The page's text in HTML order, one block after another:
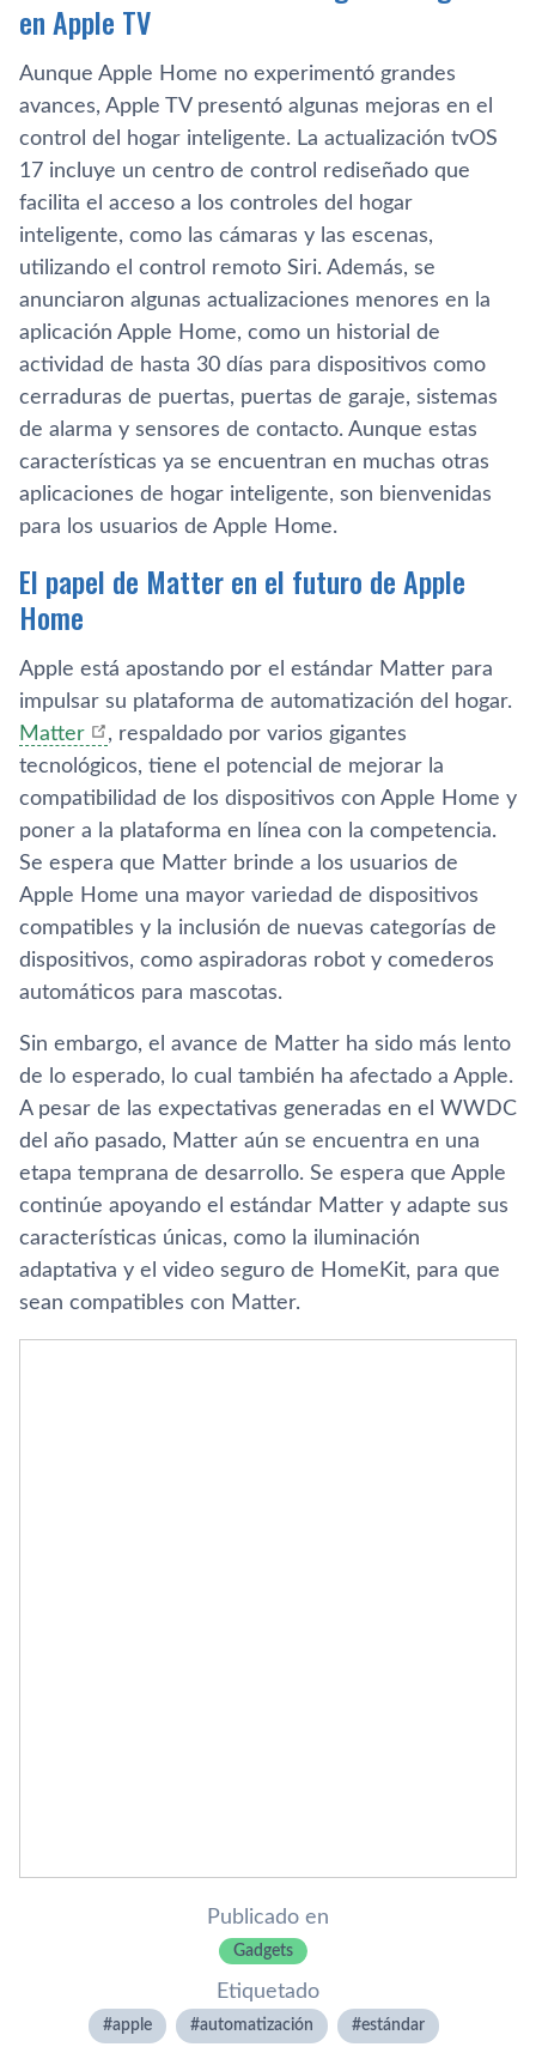
en Apple TV
Aunque Apple Home no experimentó grandes
avances, Apple TV presentó algunas mejoras en el
control del hogar inteligente. La actualización tvOS
17 incluye un centro de control rediseñado que
facilita el acceso a los controles del hogar
inteligente, como las cámaras y las escenas,
utilizando el control remoto Siri. Además, se
anunciaron algunas actualizaciones menores en la
aplicación Apple Home, como un historial de
actividad de hasta 30 días para dispositivos como
cerraduras de puertas, puertas de garaje, sistemas
de alarma y sensores de contacto. Aunque estas
características ya se encuentran en muchas otras
aplicaciones de hogar inteligente, son bienvenidas
para los usuarios de Apple Home.
El papel de Matter en el futuro de Apple
Home
Apple está apostando por el estándar Matter para
impulsar su plataforma de automatización del hogar.
Matter
, respaldado por varios gigantes
tecnológicos, tiene el potencial de mejorar la
compatibilidad de los dispositivos con Apple Home y
poner a la plataforma en línea con la competencia.
Se espera que Matter brinde a los usuarios de
Apple Home una mayor variedad de dispositivos
compatibles y la inclusión de nuevas categorías de
dispositivos, como aspiradoras robot y comederos
automáticos para mascotas.
Sin embargo, el avance de Matter ha sido más lento
de lo esperado, lo cual también ha afectado a Apple.
A pesar de las expectativas generadas en el WWDC
del año pasado, Matter aún se encuentra en una
etapa temprana de desarrollo. Se espera que Apple
continúe apoyando el estándar Matter y adapte sus
características únicas, como la iluminación
adaptativa y el video seguro de HomeKit, para que
sean compatibles con Matter.
Publicado en
Gadgets
Etiquetado
apple automatización estándar